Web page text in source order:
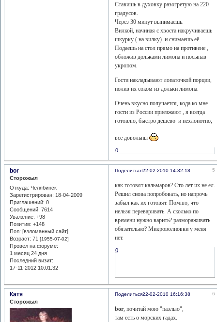
Ставишь в духовку разогретую на 220
градусов.
Через 30 минут вынимаешь.
Вилкой, начиная с хвоста накручиваешь
шкурку ( на вилку) и снимаешь её.
Подаешь на стол прямо на противене ,
обложив дольками лимона и посыпав
укропом.
Гости накладывают лопаточкой порции,
полив их соком из дольки лимона.
Очень вкусно получается, кода ко мне
гости из России приезжают , я всегда
готовлю, быстро дешево и нехлопотно,
все довольны
0
Поделиться 5
22-02-2010 14:32:18
bor
Сторожыл
Откуда: Челябинск
Зарегистрирован: 18-04-2009
Приглашений: 0
Сообщений: 7614
Уважение: +98
Позитив: +148
Пол: [взломанный сайт]
Возраст: 71[1955-07-02]
Провел на форуме:
1 месяц 24 дня
Последний визит:
17-11-2012 10:01:32
как готовят кальмаров? Сто лет их не ел.
Решил снова попробовать, но напрочь
забыл как их готовят. Помню, что
нельзя переваривать. А сколько по
времени нужно варить? размораживать
обязательно? Микроволновки у меня
нет.
0
Поделиться 6
22-02-2010 16:16:38
Катя
Сторожыл
bor, почитай мою "паэлью",
там есть о морских гадах.